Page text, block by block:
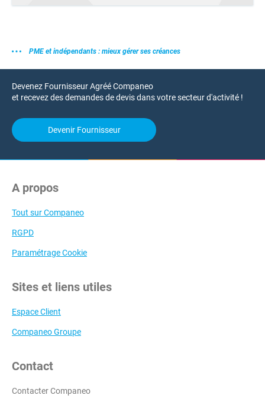
PME et indépendants : mieux gérer ses créances
Devenez Fournisseur Agréé Companeo
et recevez des demandes de devis dans votre secteur d'activité !
Devenir Fournisseur
A propos
Tout sur Companeo
RGPD
Paramétrage Cookie
Sites et liens utiles
Espace Client
Companeo Groupe
Contact
Contacter Companeo